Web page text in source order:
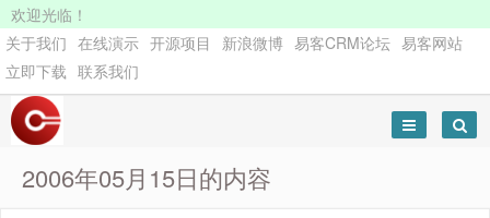
欢迎光临！
关于我们 在线演示 开源项目 新浪微博 易客CRM论坛 易客网站
立即下载 联系我们
2006年05月15日的内容